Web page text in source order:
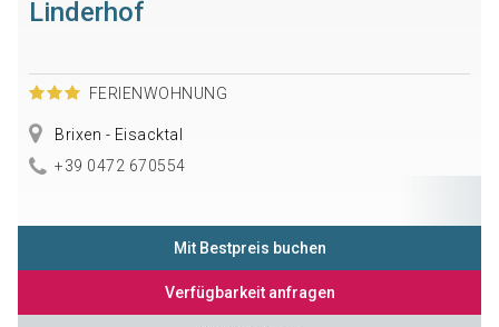
Linderhof
FERIENWOHNUNG
Brixen - Eisacktal
+39 0472 670554
Mit Bestpreis buchen
Verfügbarkeit anfragen